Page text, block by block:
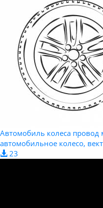
Автомобиль колеса провод
автомобильное колесо,
23